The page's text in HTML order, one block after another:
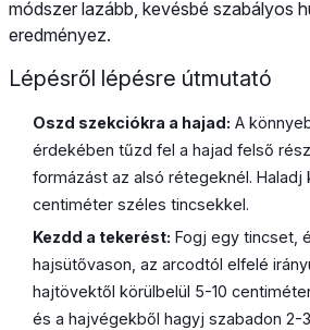
módszer lazább, kevésbé szabályos
eredményez.
Lépésről lépésre útmutató
Oszd szekciókra a hajad: A
érdekében tűzd fel a hajad felső
formázást az alsó rétegeknél. Haladj
centiméter széles tincsekkel.
Kezdd a tekerést: Fogj egy tincset,
hajsütővason, az arcodtól elfelé
hajtövektől körülbelül 5-10
és a hajvégekből hagyj szabadon 2-